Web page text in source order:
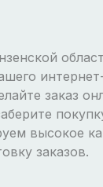
заказ
высокое
заказов.